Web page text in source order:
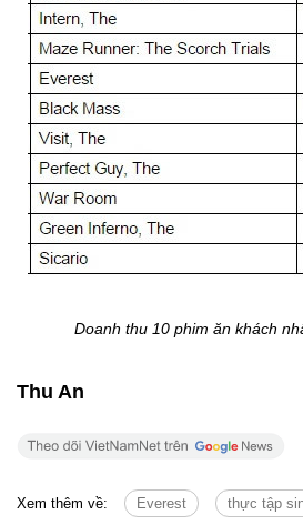
Doanh thu 10 phim ăn khách
Thu An
Xem thêm về: Everest thực tập